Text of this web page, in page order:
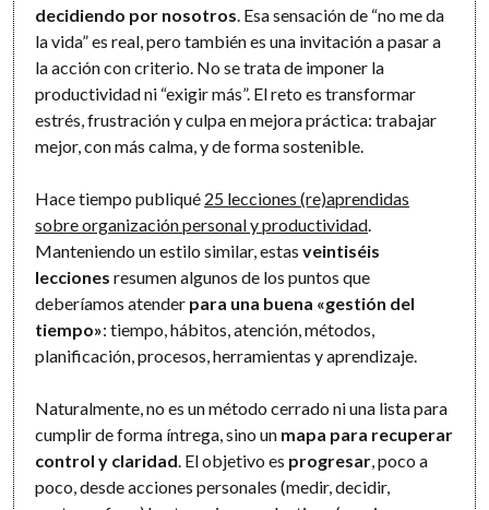
decidiendo por nosotros . Esa sensación de “no me da
la vida” es real, pero también es una invitación a pasar a
la acción con criterio. No se trata de imponer la
productividad ni “exigir más”. El reto es transformar
estrés, frustración y culpa en mejora práctica: trabajar
mejor, con más calma, y de forma sostenible.
Hace tiempo publiqué 25 lecciones (re)aprendidas
sobre organización personal y productividad
Manteniendo un estilo similar, estasveintiséis
lecciones resumen algunos de los puntos que
deberíamos atender para una buena «gestión del
tiempo»: tiempo, hábitos, atención, métodos,
planificación, procesos, herramientas y aprendizaje.
Naturalmente, no es un método cerrado ni una lista para
cumplir de forma íntrega, sino un mapa para recuperar
control y claridad . El objetivo es progresar , poco a
poco, desde acciones personales (medir, decidir,